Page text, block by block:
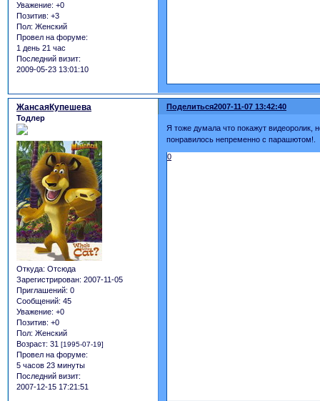
Уважение: +0
Позитив: +3
Пол: Женский
Провел на форуме:
1 день 21 час
Последний визит:
2009-05-23 13:01:10
Поделиться2007-11-07 13:42:40
ЖансаяКупешева
Тодлер
Откуда: Отсюда
Зарегистрирован: 2007-11-05
Приглашений: 0
Сообщений: 45
Уважение: +0
Позитив: +0
Пол: Женский
Возраст: 31 [1995-07-19]
Провел на форуме:
5 часов 23 минуты
Последний визит:
2007-12-15 17:21:51
Я тоже думала что покажут видеоролик,
понравилось непременно с парашютом!.
0